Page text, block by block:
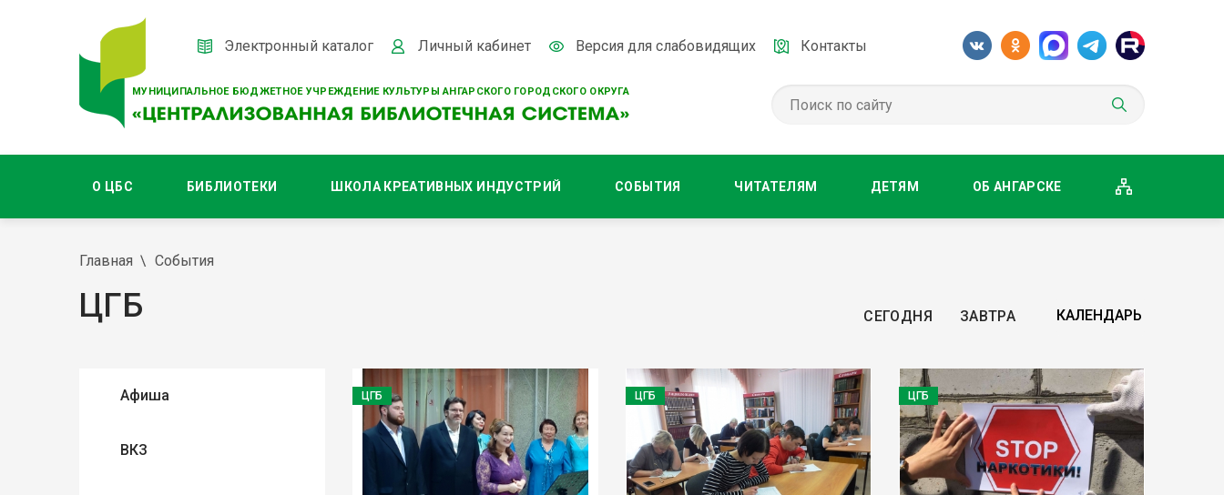
МУНИЦИПАЛЬНОЕ БЮДЖЕТНОЕ УЧРЕЖДЕНИЕ КУЛЬТУРЫ АНГАРСКОГО ГОРОДСКОГО ОКРУГА
Электронный каталог Личный кабинет Версия для слабовидящих Контакты
О ЦБС БИБЛИОТЕКИ ШКОЛА КРЕАТИВНЫХ ИНДУСТРИЙ СОБЫТИЯ ЧИТАТЕЛЯМ ДЕТЯМ ОБ АНГАРСКЕ
Главная События
ЦГБ СЕГОДНЯ ЗАВТРА
Афиша
ВКЗ
ЦГБ ЦГБ ЦГБ